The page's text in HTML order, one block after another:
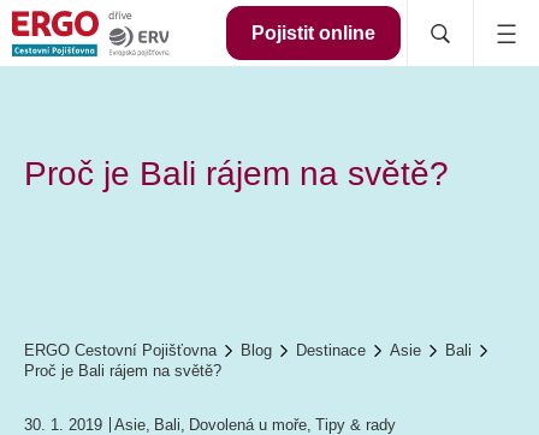
Pojistit online
Proč je Bali rájem na světě?
ERGO Cestovní Pojišťovna Blog Destinace Asie
Bali
Proč je Bali rájem na světě?
30. 1. 2019 Asie, Bali, Dovolená u moře, Tipy & rady